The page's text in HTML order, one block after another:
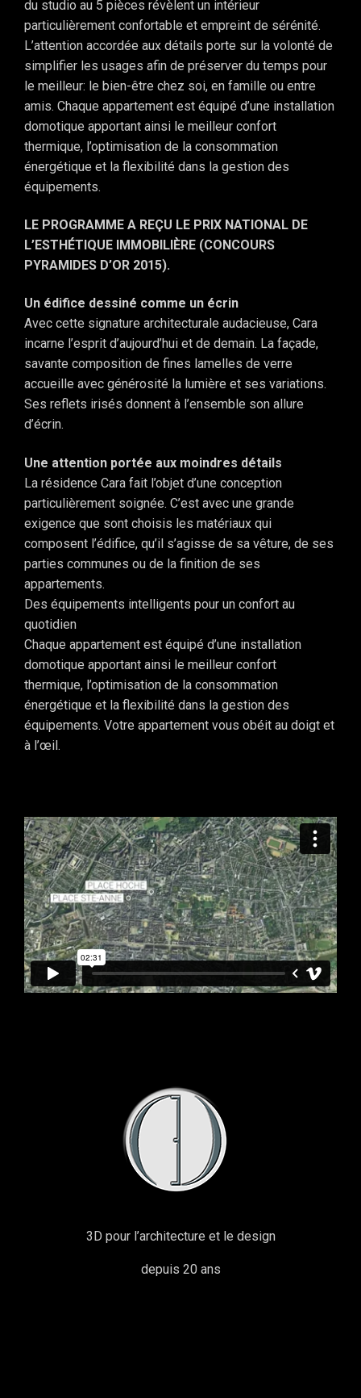
du studio au 5 pièces révèlent un intérieur
particulièrement confortable et empreint de sérénité.
L’attention accordée aux détails porte sur la volonté de
simplifier les usages afin de préserver du temps pour
le meilleur: le bien-être chez soi, en famille ou entre
amis. Chaque appartement est équipé d’une installation
domotique apportant ainsi le meilleur confort
thermique, l’optimisation de la consommation
énergétique et la flexibilité dans la gestion des
équipements.
LE PROGRAMME A REÇU LE PRIX NATIONAL DE
L’ESTHÉTIQUE IMMOBILIÈRE (CONCOURS
PYRAMIDES D’OR 2015).
Un édifice dessiné comme un écrin
Avec cette signature architecturale audacieuse, Cara
incarne l’esprit d’aujourd’hui et de demain. La façade,
savante composition de fines lamelles de verre
accueille avec générosité la lumière et ses variations.
Ses reflets irisés donnent à l’ensemble son allure
d’écrin.
Une attention portée aux moindres détails
La résidence Cara fait l’objet d’une conception
particulièrement soignée. C’est avec une grande
exigence que sont choisis les matériaux qui
composent l’édifice, qu’il s’agisse de sa vêture, de ses
parties communes ou de la finition de ses
appartements.
Des équipements intelligents pour un confort au
quotidien
Chaque appartement est équipé d’une installation
domotique apportant ainsi le meilleur confort
thermique, l’optimisation de la consommation
énergétique et la flexibilité dans la gestion des
équipements. Votre appartement vous obéit au doigt et
à l’œil.
3D pour l’architecture et le design
depuis 20 ans